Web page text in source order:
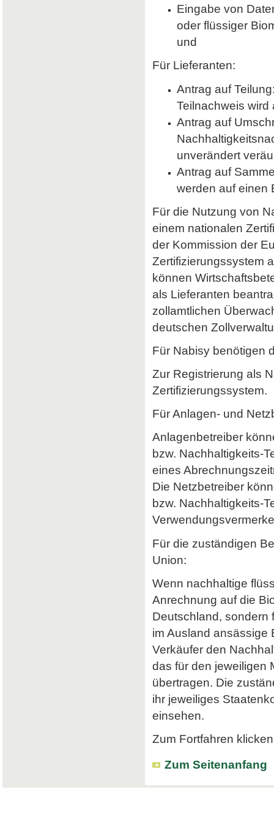
Eingabe von
oder flüssiger
und
Für Lieferanten:
Antrag auf
Teilnachweis wird
Antrag auf
unverändert
Antrag auf
werden auf einen
Für die Nutzung von
einem nationalen
der Kommission der
Zertifizierungssystem
können
als Lieferanten
zollamtlichen
deutschen
Für Nabisy benötigen
Zur Registrierung als
Zertifizierungssystem.
Für Anlagen- und
Anlagenbetreiber
bzw. Nachhaltigkeits-
eines
Die Netzbetreiber
bzw. Nachhaltigkeits-
Für die zuständigen
Union:
Wenn nachhaltige
Anrechnung auf die
Deutschland, sondern
im Ausland ansässige
Verkäufer den
das für den jeweiligen
übertragen. Die
ihr jeweiliges
einsehen.
Zum Fortfahren
Zum Seitenanfang